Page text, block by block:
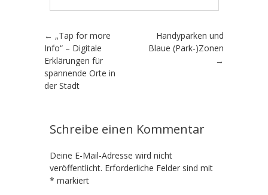
Artikel-Navigation
← „Tap for more
Info“ – Digitale
Erklärungen für
spannende Orte in
der Stadt
Handyparken und
Blaue (Park-)Zonen
→
Schreibe einen Kommentar
Deine E-Mail-Adresse wird nicht
veröffentlicht. Erforderliche Felder sind mit
* markiert